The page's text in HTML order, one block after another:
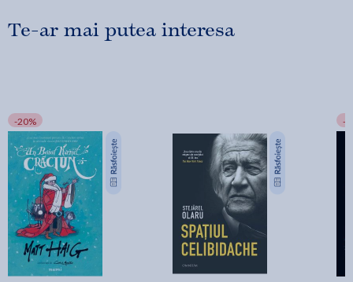
Te-ar mai putea interesa
-20% -